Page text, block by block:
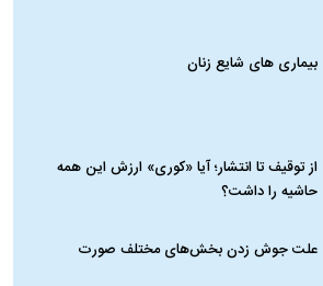
بیماری‌ های شایع زنان
از توقیف تا انتشار؛ آیا «کوری» ارزش این همه
حاشیه را داشت؟
علت جوش زدن بخش‌های مختلف صورت